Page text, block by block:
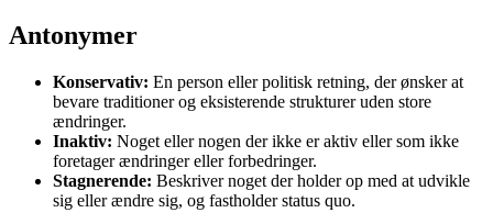
Antonymer
Konservativ: En person eller politisk retning, der ønsker at
bevare traditioner og eksisterende strukturer uden store
ændringer.
Inaktiv: Noget eller nogen der ikke er aktiv eller som ikke
foretager ændringer eller forbedringer.
Stagnerende: Beskriver noget der holder op med at udvikle
sig eller ændre sig, og fastholder status quo.